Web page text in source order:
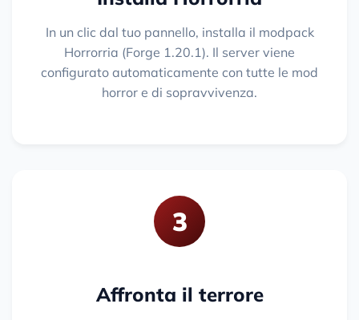
In un clic dal tuo pannello, installa il modpack
Horrorria (Forge 1.20.1). Il server viene
configurato automaticamente con tutte le mod
horror e di sopravvivenza.
3
Affronta il terrore